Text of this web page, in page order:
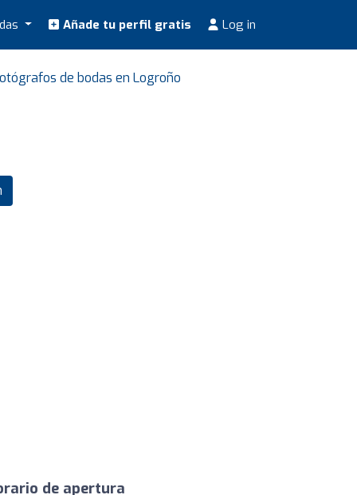
Añade tu perfil gratis Log in
de bodas en Logroño
de apertura